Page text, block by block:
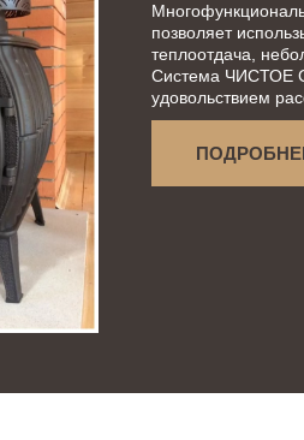
позволяет
теплоотдача,
Система ЧИСТОЕ
удовольствием